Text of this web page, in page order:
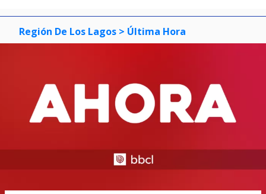
Región De Los Lagos > Última Hora